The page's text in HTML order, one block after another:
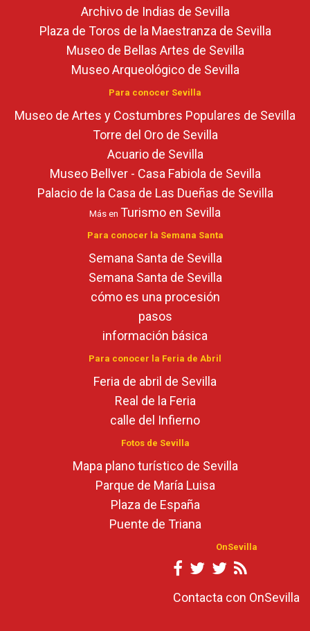
Archivo de Indias de Sevilla
Plaza de Toros de la Maestranza de Sevilla
Museo de Bellas Artes de Sevilla
Museo Arqueológico de Sevilla
Para conocer Sevilla
Museo de Artes y Costumbres Populares de Sevilla
Torre del Oro de Sevilla
Acuario de Sevilla
Museo Bellver - Casa Fabiola de Sevilla
Palacio de la Casa de Las Dueñas de Sevilla
Más en Turismo en Sevilla
Para conocer la Semana Santa
Semana Santa de Sevilla
Semana Santa de Sevilla
cómo es una procesión
pasos
información básica
Para conocer la Feria de Abril
Feria de abril de Sevilla
Real de la Feria
calle del Infierno
Fotos de Sevilla
Mapa plano turístico de Sevilla
Parque de María Luisa
Plaza de España
Puente de Triana
OnSevilla
Contacta con OnSevilla